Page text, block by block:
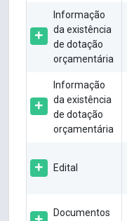
Informação
da existência
de dotação
orçamentária
Informação
da existência
de dotação
orçamentária
Edital
Documentos